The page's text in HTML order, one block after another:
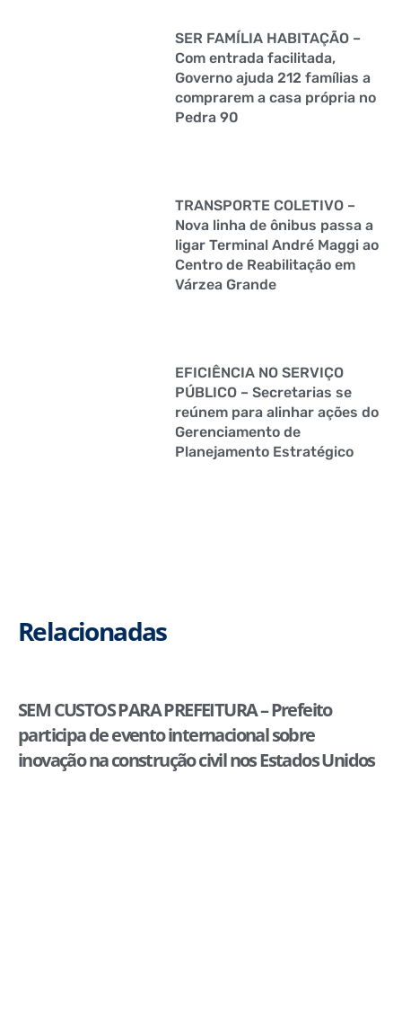
SER FAMÍLIA HABITAÇÃO –
Com entrada facilitada,
Governo ajuda 212 famílias a
comprarem a casa própria no
Pedra 90
TRANSPORTE COLETIVO –
Nova linha de ônibus passa a
ligar Terminal André Maggi ao
Centro de Reabilitação em
Várzea Grande
EFICIÊNCIA NO SERVIÇO
PÚBLICO – Secretarias se
reúnem para alinhar ações do
Gerenciamento de
Planejamento Estratégico
Relacionadas
SEM CUSTOS PARA PREFEITURA – Prefeito
participa de evento internacional sobre
inovação na construção civil nos Estados Unidos